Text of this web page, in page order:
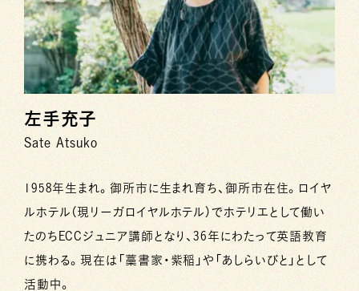
左手充子
Sate Atsuko
1958年生まれ。御所市に生まれ育ち、御所市在住。ロイヤ
ルホテル（現リーガロイヤルホテル）でホテリエとして働い
たのちECCジュニア講師となり、36年にわたって英語教育
に携わる。現在は「藁書家・紫稲」や「あしらいびと」として
活動中。